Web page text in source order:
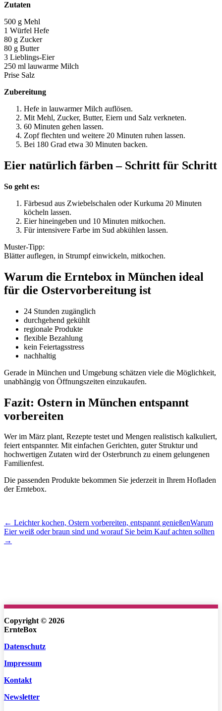
Zutaten
500 g Mehl
1 Würfel Hefe
80 g Zucker
80 g Butter
3 Lieblings-Eier
250 ml lauwarme Milch
Prise Salz
Zubereitung
Hefe in lauwarmer Milch auflösen.
Mit Mehl, Zucker, Butter, Eiern und Salz verkneten.
60 Minuten gehen lassen.
Zopf flechten und weitere 20 Minuten ruhen lassen.
Bei 180 Grad etwa 30 Minuten backen.
Eier natürlich färben – Schritt für Schritt
So geht es:
Färbesud aus Zwiebelschalen oder Kurkuma 20 Minuten
köcheln lassen.
Eier hineingeben und 10 Minuten mitkochen.
Für intensivere Farbe im Sud abkühlen lassen.
Muster-Tipp:
Blätter auflegen, in Strumpf einwickeln, mitkochen.
Warum die Erntebox in München ideal
für die Ostervorbereitung ist
24 Stunden zugänglich
durchgehend gekühlt
regionale Produkte
flexible Bezahlung
kein Feiertagsstress
nachhaltig
Gerade in München und Umgebung schätzen viele die Möglichkeit,
unabhängig von Öffnungszeiten einzukaufen.
Fazit: Ostern in München entspannt
vorbereiten
Wer im März plant, Rezepte testet und Mengen realistisch kalkuliert,
feiert entspannter. Mit einfachen Gerichten, guter Struktur und
hochwertigen Zutaten wird der Osterbrunch zu einem gelungenen
Familienfest.
Die passenden Produkte bekommen Sie jederzeit in Ihrem Hofladen
der Erntebox.
← Leichter kochen, Ostern vorbereiten, entspannt genießenWarum
Eier weiß oder braun sind und worauf Sie beim Kauf achten sollten
→
Copyright © 2026
ErnteBox
Datenschutz
Impressum
Kontakt
Newsletter